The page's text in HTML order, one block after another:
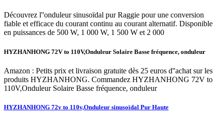
Découvrez l''onduleur sinusoïdal pur Raggie pour une conversion
fiable et efficace du courant continu au courant alternatif. Disponible
en puissances de 500 W, 1 000 W, 1 500 W et 2 000
HYZHANHONG 72V to 110V,Onduleur Solaire Basse fréquence, onduleur
Amazon : Petits prix et livraison gratuite dès 25 euros d''achat sur les
produits HYZHANHONG. Commandez HYZHANHONG 72V to
110V,Onduleur Solaire Basse fréquence, onduleur
HYZHANHONG 72v to 110v,Onduleur sinusoïdal Pur Haute